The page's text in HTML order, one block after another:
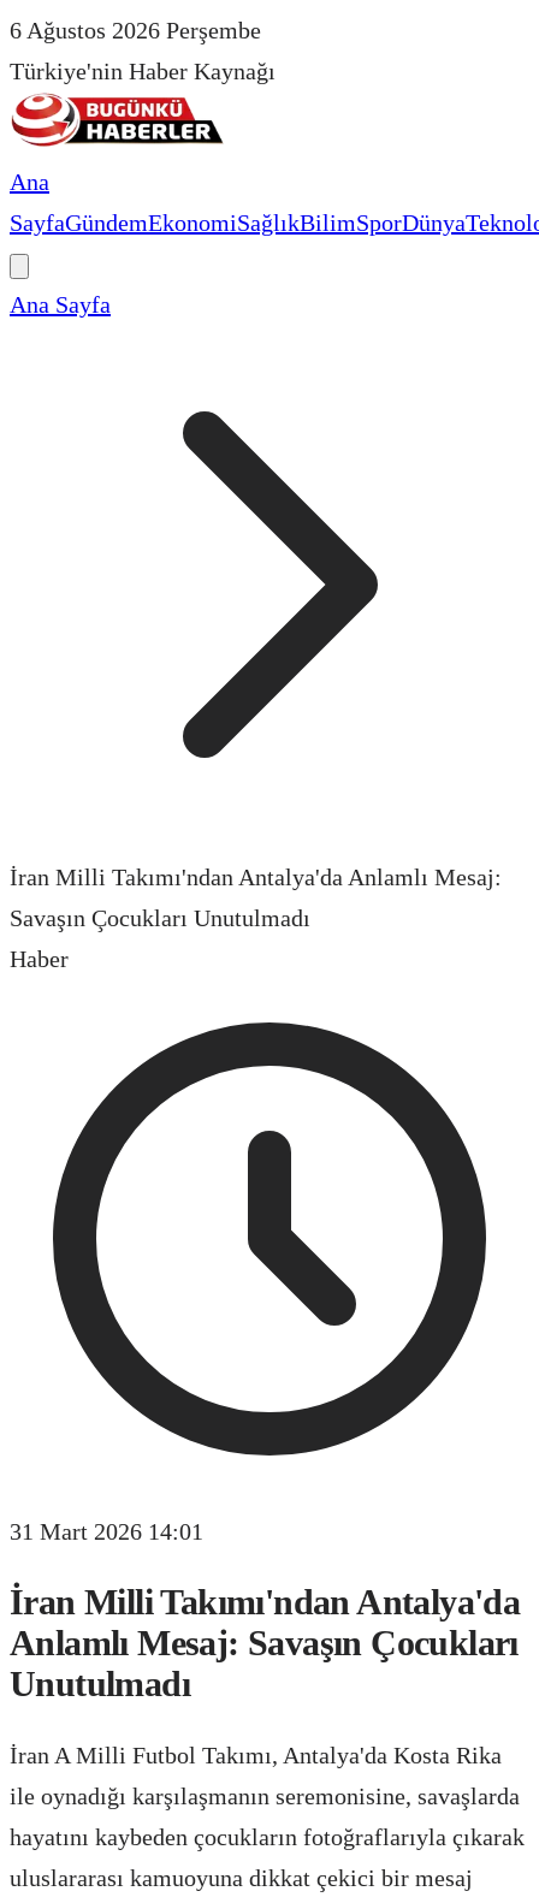
6 Ağustos 2026 Perşembe
Türkiye'nin Haber Kaynağı
Ana
SayfaGündemEkonomiSağlıkBilimSporDünya
Ana Sayfa
İran Milli Takımı'ndan Antalya'da Anlamlı Mesaj:
Savaşın Çocukları Unutulmadı
Haber
31 Mart 2026 14:01
İran Milli Takımı'ndan Antalya'da
Anlamlı Mesaj: Savaşın Çocukları
Unutulmadı
İran A Milli Futbol Takımı, Antalya'da Kosta Rika
ile oynadığı karşılaşmanın seremonisine, savaşlarda
hayatını kaybeden çocukların fotoğraflarıyla çıkarak
uluslararası kamuoyuna dikkat çekici bir mesaj